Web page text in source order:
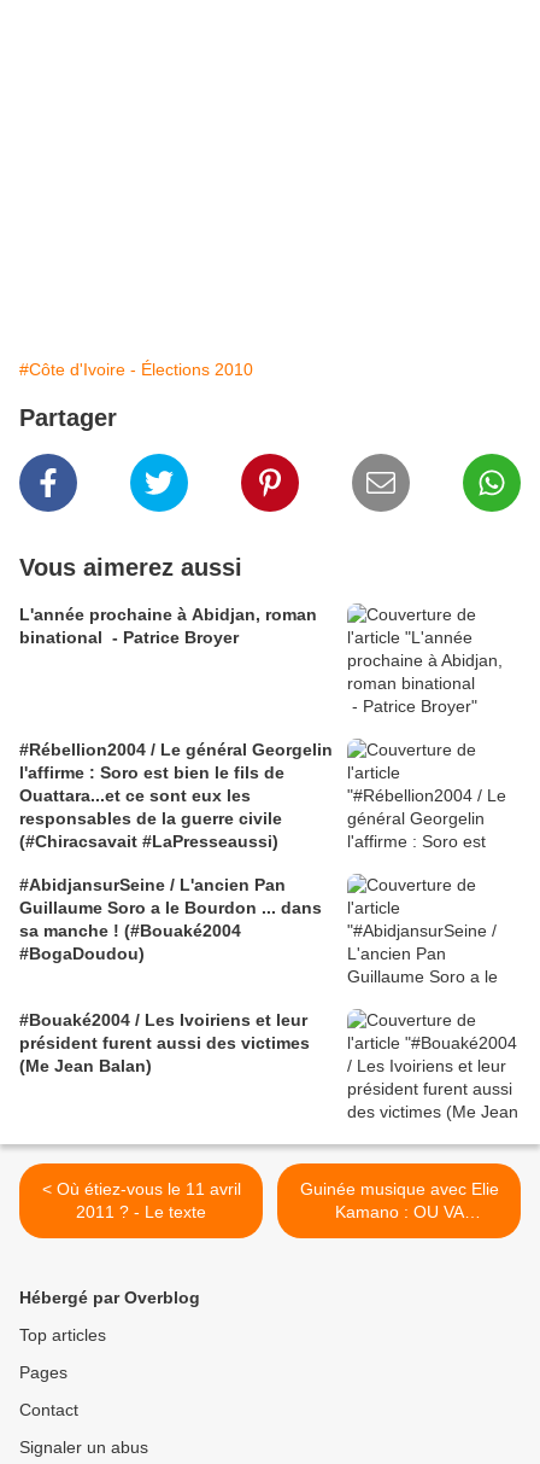
#Côte d'Ivoire - Élections 2010
Partager
Vous aimerez aussi
L'année prochaine à Abidjan, roman
binational - Patrice Broyer
#Rébellion2004 / Le général Georgelin
l'affirme : Soro est bien le fils de
Ouattara...et ce sont eux les
responsables de la guerre civile
(#Chiracsavait #LaPresseaussi)
#AbidjansurSeine / L'ancien Pan
Guillaume Soro a le Bourdon ... dans
sa manche ! (#Bouaké2004
#BogaDoudou)
#Bouaké2004 / Les Ivoiriens et leur
président furent aussi des victimes
(Me Jean Balan)
< Où étiez-vous le 11 avril
2011 ? - Le texte
Guinée musique avec Elie
Kamano : OU VA
L'AFRIQUE >
Hébergé par Overblog
Top articles
Pages
Contact
Signaler un abus